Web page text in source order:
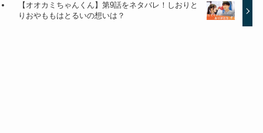
【オオカミちゃんくん】第9話をネタバレ！しおりと
りおやももはとるいの想いは？